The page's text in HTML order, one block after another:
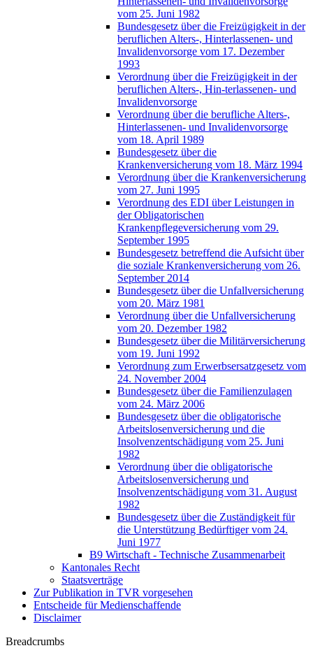
vom 25. Juni 1982
Bundesgesetz über die Freizügigkeit in der
beruflichen Alters-, Hinterlassenen- und
Invalidenvorsorge vom 17. Dezember
1993
Verordnung über die Freizügigkeit in der
beruflichen Alters-, Hin-terlassenen- und
Invalidenvorsorge
Verordnung über die berufliche Alters-,
Hinterlassenen- und Invalidenvorsorge
vom 18. April 1989
Bundesgesetz über die
Krankenversicherung vom 18. März 1994
Verordnung über die Krankenversicherung
vom 27. Juni 1995
Verordnung des EDI über Leistungen in
der Obligatorischen
Krankenpflegeversicherung vom 29.
September 1995
Bundesgesetz betreffend die Aufsicht über
die soziale Krankenversicherung vom 26.
September 2014
Bundesgesetz über die Unfallversicherung
vom 20. März 1981
Verordnung über die Unfallversicherung
vom 20. Dezember 1982
Bundesgesetz über die Militärversicherung
vom 19. Juni 1992
Verordnung zum Erwerbsersatzgesetz vom
24. November 2004
Bundesgesetz über die Familienzulagen
vom 24. März 2006
Bundesgesetz über die obligatorische
Arbeitslosenversicherung und die
Insolvenzentschädigung vom 25. Juni
1982
Verordnung über die obligatorische
Arbeitslosenversicherung und
Insolvenzentschädigung vom 31. August
1982
Bundesgesetz über die Zuständigkeit für
die Unterstützung Bedürftiger vom 24.
Juni 1977
B9 Wirtschaft - Technische Zusammenarbeit
Kantonales Recht
Staatsverträge
Zur Publikation in TVR vorgesehen
Entscheide für Medienschaffende
Disclaimer
Breadcrumbs